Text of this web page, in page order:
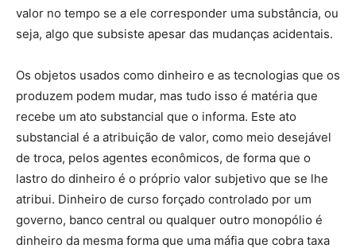
valor no tempo se a ele corresponder uma substância, ou
seja, algo que subsiste apesar das mudanças acidentais.
Os objetos usados como dinheiro e as tecnologias que os
produzem podem mudar, mas tudo isso é matéria que
recebe um ato substancial que o informa. Este ato
substancial é a atribuição de valor, como meio desejável
de troca, pelos agentes econômicos, de forma que o
lastro do dinheiro é o próprio valor subjetivo que se lhe
atribui. Dinheiro de curso forçado controlado por um
governo, banco central ou qualquer outro monopólio é
dinheiro da mesma forma que uma máfia que cobra taxa